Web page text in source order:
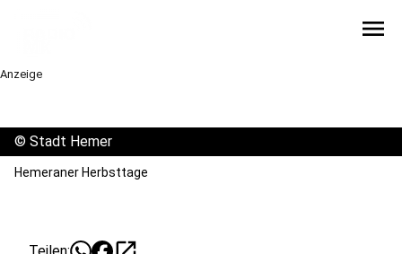
menu
Anzeige
© Stadt Hemer
Hemeraner Herbsttage